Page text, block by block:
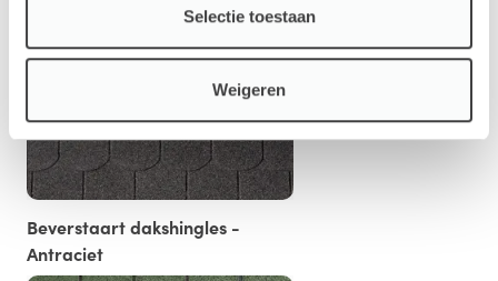
Selectie toestaan
Weigeren
Beverstaart dakshingles -
Antraciet